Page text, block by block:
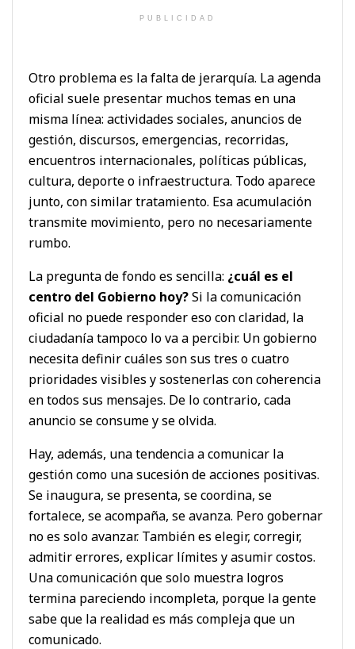
PUBLICIDAD
Otro problema es la falta de jerarquía. La agenda
oficial suele presentar muchos temas en una
misma línea: actividades sociales, anuncios de
gestión, discursos, emergencias, recorridas,
encuentros internacionales, políticas públicas,
cultura, deporte o infraestructura. Todo aparece
junto, con similar tratamiento. Esa acumulación
transmite movimiento, pero no necesariamente
rumbo.
La pregunta de fondo es sencilla: ¿cuál es el
centro del Gobierno hoy?Si la comunicación
oficial no puede responder eso con claridad, la
ciudadanía tampoco lo va a percibir. Un gobierno
necesita definir cuáles son sus tres o cuatro
prioridades visibles y sostenerlas con coherencia
en todos sus mensajes. De lo contrario, cada
anuncio se consume y se olvida.
Hay, además, una tendencia a comunicar la
gestión como una sucesión de acciones positivas.
Se inaugura, se presenta, se coordina, se
fortalece, se acompaña, se avanza. Pero gobernar
no es solo avanzar. También es elegir, corregir,
admitir errores, explicar límites y asumir costos.
Una comunicación que solo muestra logros
termina pareciendo incompleta, porque la gente
sabe que la realidad es más compleja que un
comunicado.